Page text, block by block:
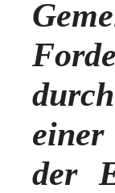
einer
der